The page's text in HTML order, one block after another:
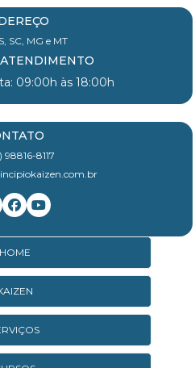
SC, MG e MT
09:00h às 18:00h
98816-8117
HOME
KAIZEN